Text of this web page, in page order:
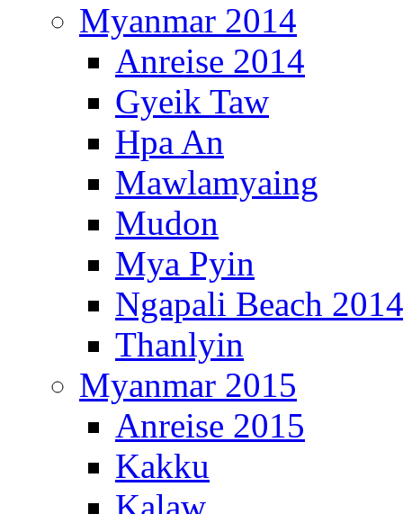
Myanmar 2014
Anreise 2014
Gyeik Taw
Hpa An
Mawlamyaing
Mudon
Mya Pyin
Ngapali Beach 2014
Thanlyin
Myanmar 2015
Anreise 2015
Kakku